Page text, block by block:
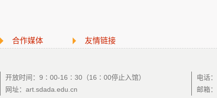
合作媒体 友情链接
开放时间：9∶00-16∶30（16∶00停止入馆）
网址：art.sdada.edu.cn
电话
邮箱